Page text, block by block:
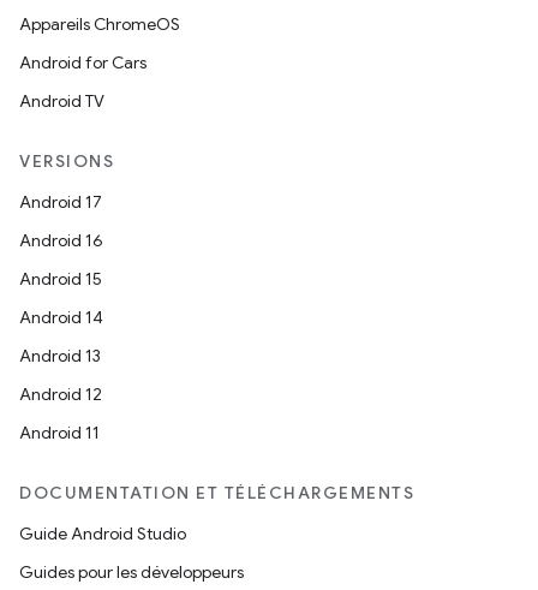
Appareils ChromeOS
Android for Cars
Android TV
VERSIONS
Android 17
Android 16
Android 15
Android 14
Android 13
Android 12
Android 11
DOCUMENTATION ET TÉLÉCHARGEMENTS
Guide Android Studio
Guides pour les développeurs